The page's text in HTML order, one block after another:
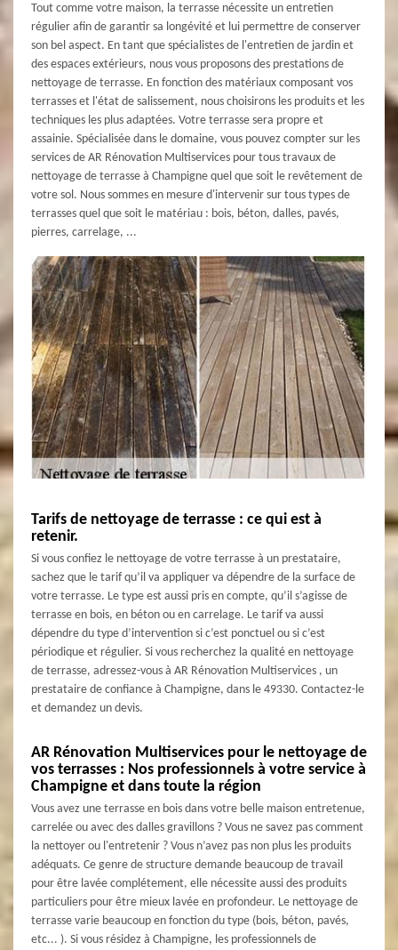
Tout comme votre maison, la terrasse nécessite un entretien
régulier afin de garantir sa longévité et lui permettre de conserver
son bel aspect. En tant que spécialistes de l'entretien de jardin et
des espaces extérieurs, nous vous proposons des prestations de
nettoyage de terrasse. En fonction des matériaux composant vos
terrasses et l'état de salissement, nous choisirons les produits et les
techniques les plus adaptées. Votre terrasse sera propre et
assainie. Spécialisée dans le domaine, vous pouvez compter sur les
services de AR Rénovation Multiservices pour tous travaux de
nettoyage de terrasse à Champigne quel que soit le revêtement de
votre sol. Nous sommes en mesure d'intervenir sur tous types de
terrasses quel que soit le matériau : bois, béton, dalles, pavés,
pierres, carrelage, ...
Tarifs de nettoyage de terrasse : ce qui est à
retenir.
Si vous confiez le nettoyage de votre terrasse à un prestataire,
sachez que le tarif qu’il va appliquer va dépendre de la surface de
votre terrasse. Le type est aussi pris en compte, qu’il s’agisse de
terrasse en bois, en béton ou en carrelage. Le tarif va aussi
dépendre du type d’intervention si c’est ponctuel ou si c’est
périodique et régulier. Si vous recherchez la qualité en nettoyage
de terrasse, adressez-vous à AR Rénovation Multiservices , un
prestataire de confiance à Champigne, dans le 49330. Contactez-le
et demandez un devis.
AR Rénovation Multiservices pour le nettoyage de
vos terrasses : Nos professionnels à votre service à
Champigne et dans toute la région
Vous avez une terrasse en bois dans votre belle maison entretenue,
carrelée ou avec des dalles gravillons ? Vous ne savez pas comment
la nettoyer ou l'entretenir ? Vous n’avez pas non plus les produits
adéquats. Ce genre de structure demande beaucoup de travail
pour être lavée complétement, elle nécessite aussi des produits
particuliers pour être mieux lavée en profondeur. Le nettoyage de
terrasse varie beaucoup en fonction du type (bois, béton, pavés,
etc... ). Si vous résidez à Champigne, les professionnels de